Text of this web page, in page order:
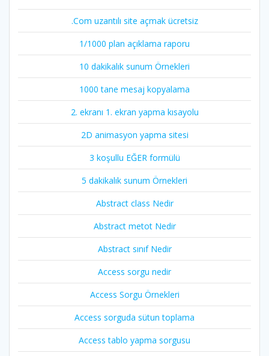
.Com uzantılı site açmak ücretsiz
1/1000 plan açıklama raporu
10 dakikalık sunum Örnekleri
1000 tane mesaj kopyalama
2. ekranı 1. ekran yapma kısayolu
2D animasyon yapma sitesi
3 koşullu EĞER formülü
5 dakikalık sunum Örnekleri
Abstract class Nedir
Abstract metot Nedir
Abstract sınıf Nedir
Access sorgu nedir
Access Sorgu Örnekleri
Access sorguda sütun toplama
Access tablo yapma sorgusu